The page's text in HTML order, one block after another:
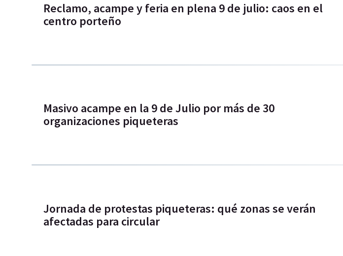
Reclamo, acampe y feria en plena 9 de julio: caos en el
centro porteño
Masivo acampe en la 9 de Julio por más de 30
organizaciones piqueteras
Jornada de protestas piqueteras: qué zonas se verán
afectadas para circular